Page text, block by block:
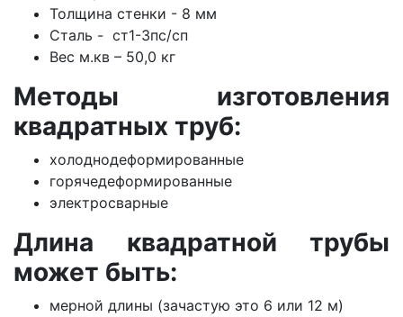
Толщина стенки - 8 мм
Сталь - ст1-3пс/сп
Вес м.кв – 50,0 кг
Методы изготовления
квадратных труб:
холоднодеформированные
горячедеформированные
электросварные
Длина квадратной трубы
может быть:
мерной длины (зачастую это 6 или 12 м)